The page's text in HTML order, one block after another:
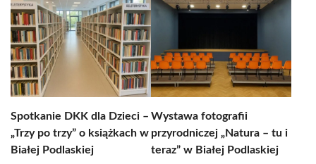
Spotkanie DKK dla Dzieci –
„Trzy po trzy” o książkach w
Białej Podlaskiej
Wystawa fotografii
przyrodniczej „Natura – tu i
teraz” w Białej Podlaskiej